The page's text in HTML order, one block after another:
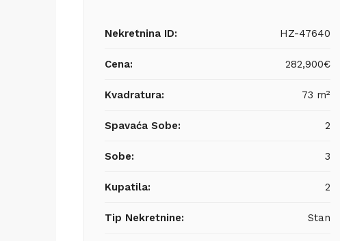
Nekretnina ID: HZ-47640
Cena: 282,900€
Kvadratura: 73 m²
Spavaća Sobe: 2
Sobe: 3
Kupatila: 2
Tip Nekretnine: Stan